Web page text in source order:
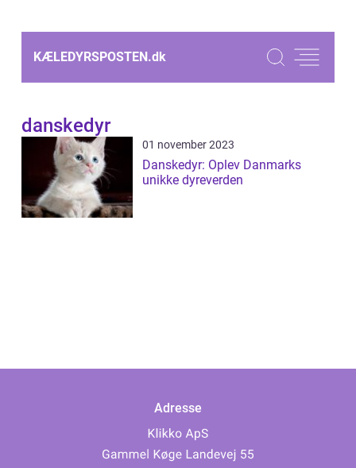
KÆLEDYRSPOSTEN.dk
danskedyr
01 november 2023
Danskedyr: Oplev Danmarks
unikke dyreverden
Adresse